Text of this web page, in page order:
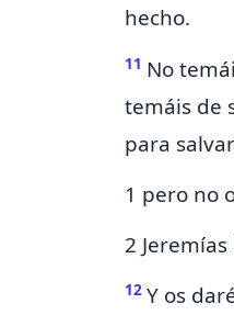
hecho.
11 No
temáis de
para
1 pero no
2
12 Y os